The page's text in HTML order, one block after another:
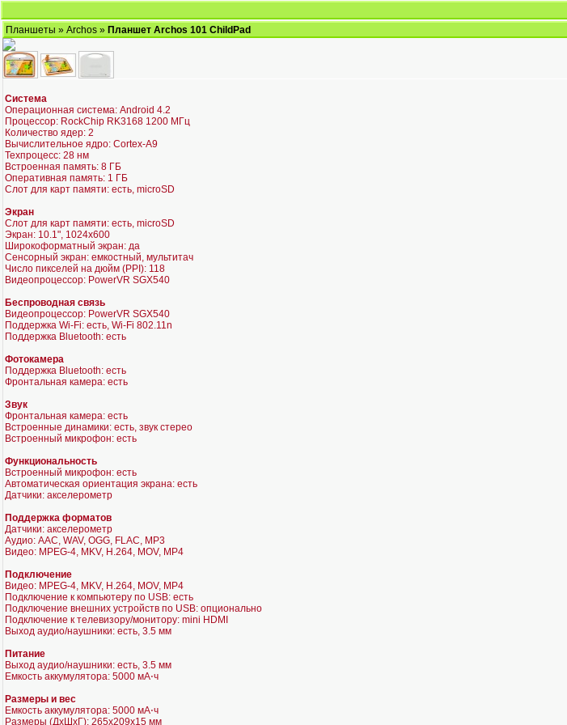
Планшеты » Archos » Планшет Archos 101 ChildPad
Система
Операционная система: Android 4.2
Процессор: RockChip RK3168 1200 МГц
Количество ядер: 2
Вычислительное ядро: Cortex-A9
Техпроцесс: 28 нм
Встроенная память: 8 ГБ
Оперативная память: 1 ГБ
Слот для карт памяти: есть, microSD
Экран
Слот для карт памяти: есть, microSD
Экран: 10.1", 1024x600
Широкоформатный экран: да
Сенсорный экран: емкостный, мультитач
Число пикселей на дюйм (PPI): 118
Видеопроцессор: PowerVR SGX540
Беспроводная связь
Видеопроцессор: PowerVR SGX540
Поддержка Wi-Fi: есть, Wi-Fi 802.11n
Поддержка Bluetooth: есть
Фотокамера
Поддержка Bluetooth: есть
Фронтальная камера: есть
Звук
Фронтальная камера: есть
Встроенные динамики: есть, звук стерео
Встроенный микрофон: есть
Функциональность
Встроенный микрофон: есть
Автоматическая ориентация экрана: есть
Датчики: акселерометр
Поддержка форматов
Датчики: акселерометр
Аудио: AAC, WAV, OGG, FLAC, MP3
Видео: MPEG-4, MKV, H.264, MOV, MP4
Подключение
Видео: MPEG-4, MKV, H.264, MOV, MP4
Подключение к компьютеру по USB: есть
Подключение внешних устройств по USB: опционально
Подключение к телевизору/монитору: mini HDMI
Выход аудио/наушники: есть, 3.5 мм
Питание
Выход аудио/наушники: есть, 3.5 мм
Емкость аккумулятора: 5000 мА⋅ч
Размеры и вес
Емкость аккумулятора: 5000 мА⋅ч
Размеры (ДхШхГ): 265x209x15 мм